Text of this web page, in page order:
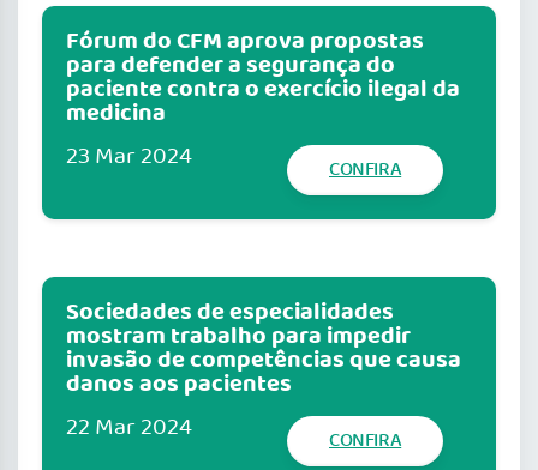
Fórum do CFM aprova propostas
para defender a segurança do
paciente contra o exercício ilegal da
medicina
23 Mar 2024 CONFIRA
Sociedades de especialidades
mostram trabalho para impedir
invasão de competências que causa
danos aos pacientes
22 Mar 2024 CONFIRA